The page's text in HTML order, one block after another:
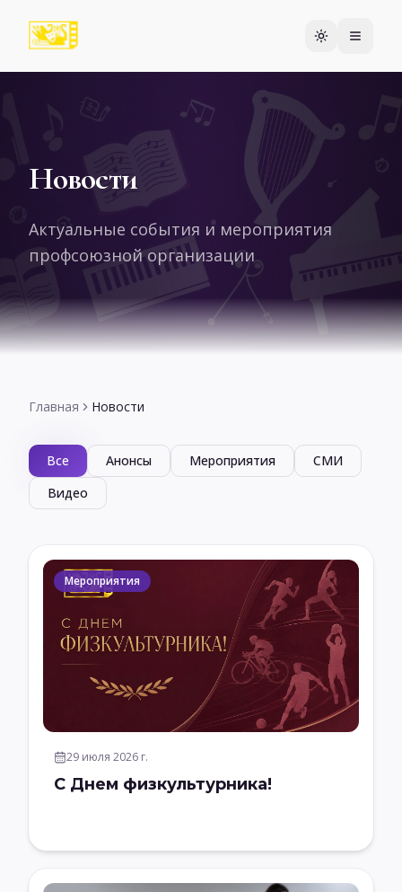
Новости
Актуальные события и мероприятия
профсоюзной организации
Главная Новости
Все Анонсы Мероприятия
СМИ
Видео
Мероприятия
29 июля 2026 г.
С Днем физкультурника!